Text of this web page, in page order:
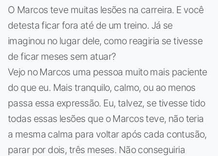
O Marcos teve muitas lesões na carreira. E você
detesta ficar fora até de um treino. Já se
imaginou no lugar dele, como reagiria se tivesse
de ficar meses sem atuar?
Vejo no Marcos uma pessoa muito mais paciente
do que eu. Mais tranquilo, calmo, ou ao menos
passa essa expressão. Eu, talvez, se tivesse tido
todas essas lesões que o Marcos teve, não teria
a mesma calma para voltar após cada contusão,
parar por dois, três meses. Não conseguiria